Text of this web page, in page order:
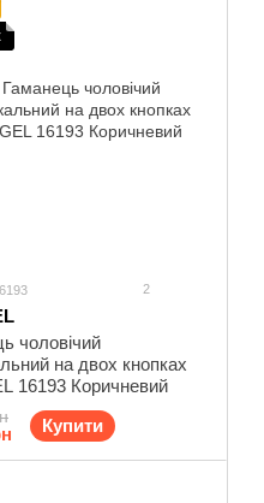
2
чоловічий
на двох кнопках
16193 Коричневий
Купити